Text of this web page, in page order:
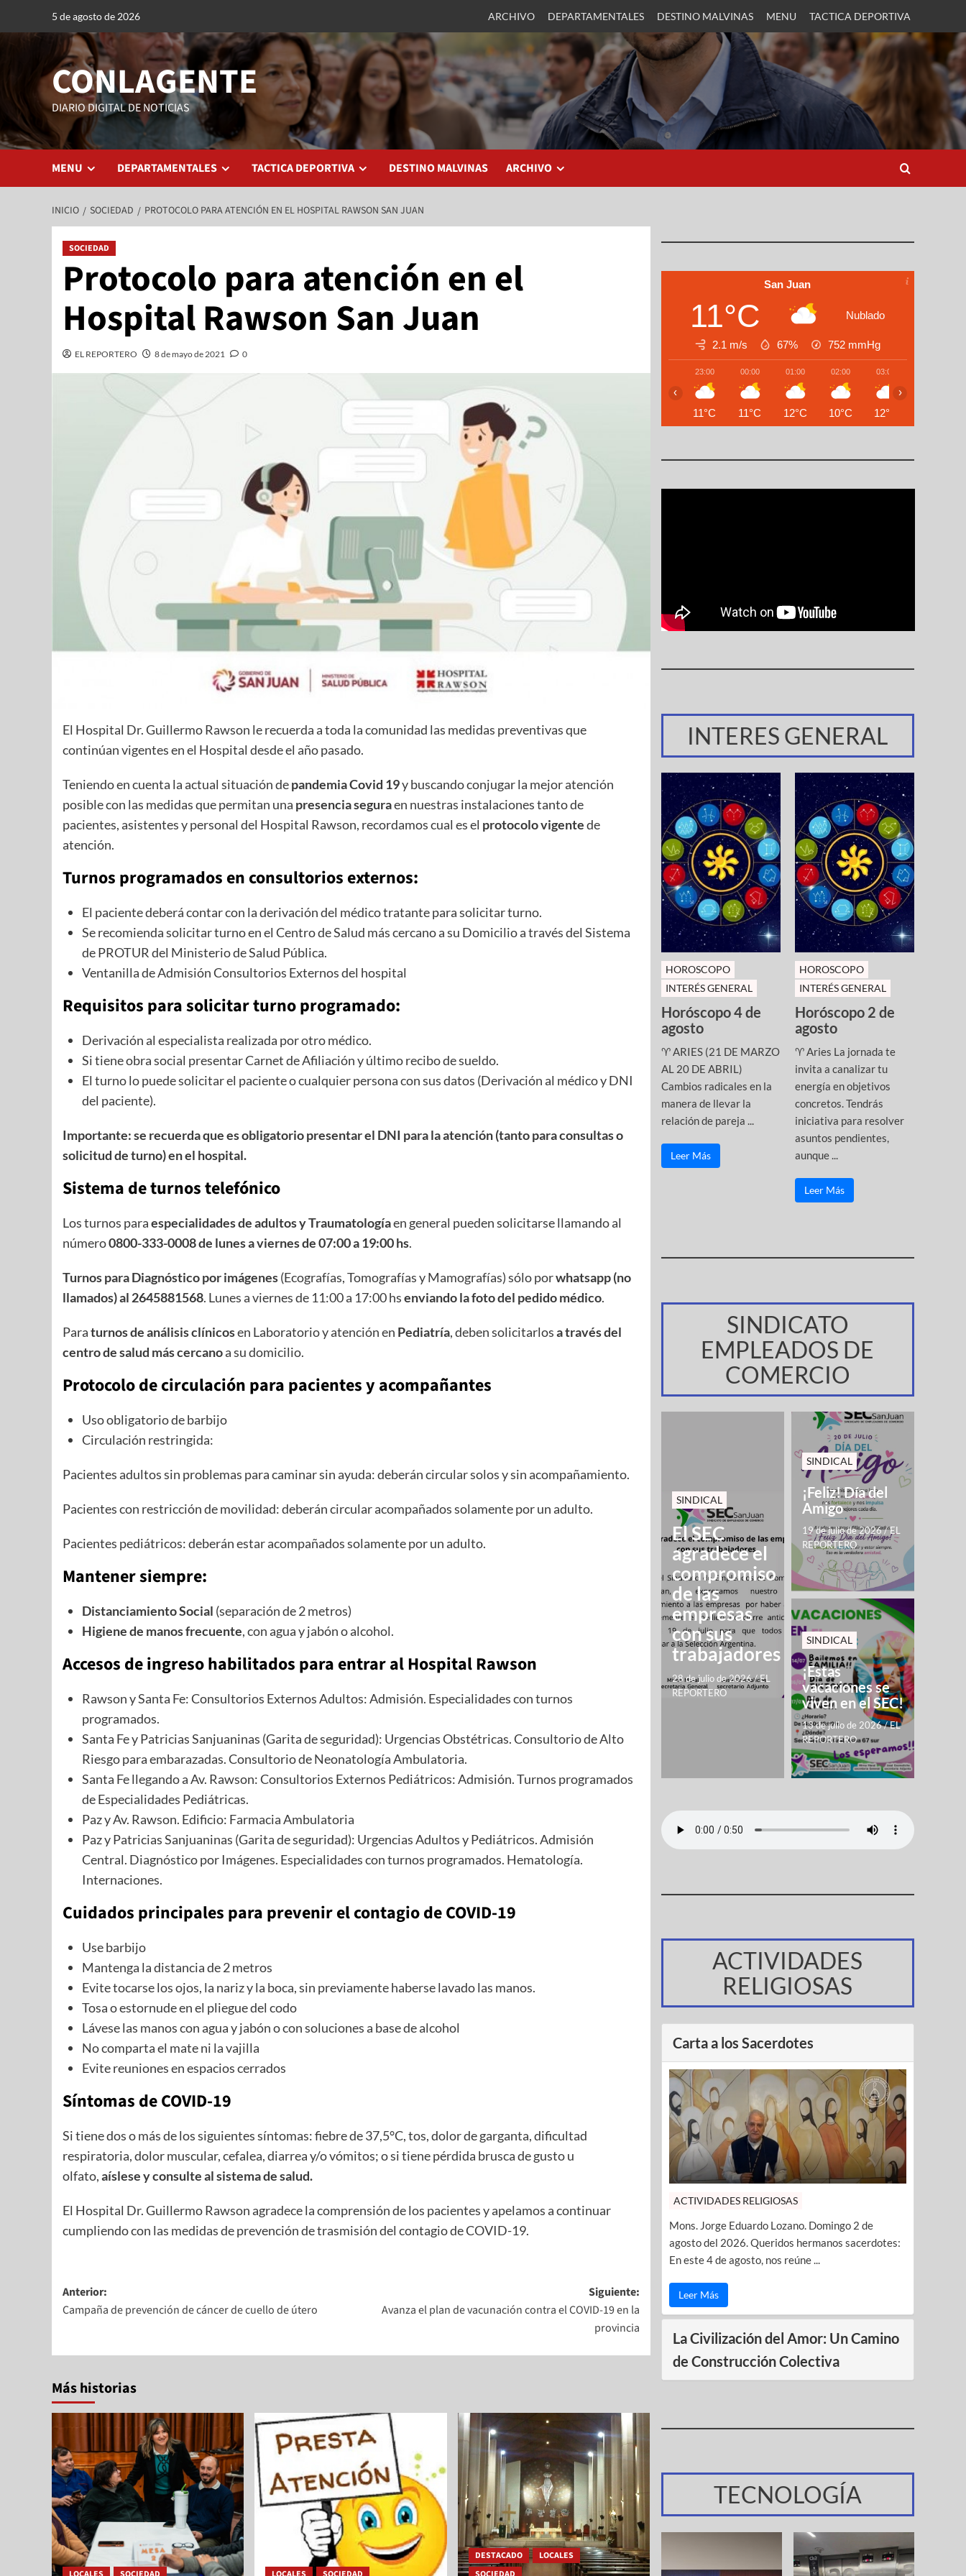
5 de agosto de 2026 ARCHIVO DEPARTAMENTALES DESTINO MALVINAS MENU TACTICA DEPORTIVA
CONLAGENTE
DIARIO DIGITAL DE NOTICIAS
MENU DEPARTAMENTALES TACTICA DEPORTIVA DESTINO MALVINAS ARCHIVO
INICIO SOCIEDAD PROTOCOLO PARA ATENCIÓN EN EL HOSPITAL RAWSON SAN JUAN
SOCIEDAD
Protocolo para atención en el
Hospital Rawson San Juan
EL REPORTERO 8 de mayo de 2021 0
El Hospital Dr. Guillermo Rawson le recuerda a toda la comunidad las medidas preventivas que
continúan vigentes en el Hospital desde el año pasado.
Teniendo en cuenta la actual situación depandemia Covid 19y buscando conjugar la mejor atención
posible con las medidas que permitan una presencia seguraen nuestras instalaciones tanto de
pacientes, asistentes y personal del Hospital Rawson, recordamos cual es el protocolo vigentede
atención.
Turnos programados en consultorios externos:
El paciente deberá contar con la derivación del médico tratante para solicitar turno.
Se recomienda solicitar turno en el Centro de Salud más cercano a su Domicilio a través del Sistema
de PROTUR del Ministerio de Salud Pública.
Ventanilla de Admisión Consultorios Externos del hospital
Requisitos para solicitar turno programado:
Derivación al especialista realizada por otro médico.
Si tiene obra social presentar Carnet de Afiliación y último recibo de sueldo.
El turno lo puede solicitar el paciente o cualquier persona con sus datos (Derivación al médico y DNI
del paciente).
Importante: se recuerda que es obligatorio presentar el DNI para la atención (tanto para consultas o
solicitud de turno) en el hospital.
Sistema de turnos telefónico
Los turnos paraespecialidades de adultos y Traumatologíaen general pueden solicitarse llamando al
número0800-333-0008de lunes a viernes de 07:00 a 19:00 hs.
Turnos para Diagnóstico por imágenes(Ecografías, Tomografías y Mamografías) sólo porwhatsapp (no
llamados) al 2645881568. Lunes a viernes de 11:00 a 17:00 hsenviando la fotodel pedido médico.
Paraturnos de análisis clínicosen Laboratorio y atención en Pediatría, deben solicitarlosa través del
centro de salud más cercanoa su domicilio.
Protocolo de circulación para pacientes y acompañantes
Uso obligatorio de barbijo
Circulación restringida:
Pacientes adultos sin problemas para caminar sin ayuda: deberán circular solos y sin acompañamiento.
Pacientes con restricción de movilidad: deberán circular acompañados solamente por un adulto.
Pacientes pediátricos: deberán estar acompañados solamente por un adulto.
Mantener siempre:
Distanciamiento Social (separación de 2 metros)
Higiene de manos frecuente, con agua y jabón o alcohol.
Accesos de ingreso habilitados para entrar al Hospital Rawson
Rawson y Santa Fe: Consultorios Externos Adultos: Admisión. Especialidades con turnos
programados.
Santa Fe y Patricias Sanjuaninas (Garita de seguridad): Urgencias Obstétricas. Consultorio de Alto
Riesgo para embarazadas. Consultorio de Neonatología Ambulatoria.
Santa Fe llegando a Av. Rawson: Consultorios Externos Pediátricos: Admisión. Turnos programados
de Especialidades Pediátricas.
Paz y Av. Rawson. Edificio: Farmacia Ambulatoria
Paz y Patricias Sanjuaninas (Garita de seguridad): Urgencias Adultos y Pediátricos. Admisión
Central. Diagnóstico por Imágenes. Especialidades con turnos programados. Hematología.
Internaciones.
Cuidados principales para prevenir el contagio de COVID-19
Use barbijo
Mantenga la distancia de 2 metros
Evite tocarse los ojos, la nariz y la boca, sin previamente haberse lavado las manos.
Tosa o estornude en el pliegue del codo
Lávese las manos con agua y jabón o con soluciones a base de alcohol
No comparta el mate ni la vajilla
Evite reuniones en espacios cerrados
Síntomas de COVID-19
Si tiene dos o más de los siguientes síntomas: fiebre de 37,5°C, tos, dolor de garganta, dificultad
respiratoria, dolor muscular, cefalea, diarrea y/o vómitos; o si tiene pérdida brusca de gusto u
olfato,aíslese y consulte al sistema de salud.
El Hospital Dr. Guillermo Rawson agradece la comprensión de los pacientes y apelamos a continuar
cumpliendo con las medidas de prevención de trasmisión del contagio de COVID-19.
Anterior:
Campaña de prevención de cáncer de cuello de útero
Siguiente:
Avanza el plan de vacunación contra el COVID-19 en la
provincia
Más historias
DESTACADO
LOCALES
San Juan
11°C Nublado
2.1 m/s 67% 752 mmHg
23:00
11°C
00:00
11°C
01:00
12°C
02:00
10°C
03:00
12°C
‹ ›
INTERES GENERAL
HOROSCOPO
INTERÉS GENERAL
Horóscopo 4 de
agosto
♈ ARIES (21 DE MARZO
AL 20 DE ABRIL)
Cambios radicales en la
manera de llevar la
relación de pareja ...
Leer Más
HOROSCOPO
INTERÉS GENERAL
Horóscopo 2 de
agosto
♈ Aries La jornada te
invita a canalizar tu
energía en objetivos
concretos. Tendrás
iniciativa para resolver
asuntos pendientes,
aunque ...
Leer Más
SINDICATO
EMPLEADOS DE
COMERCIO
SINDICAL
El SEC
agradece el
compromiso
de las
empresas
con sus
trabajadores
28 de julio de 2026/EL
REPORTERO
SINDICAL
¡Feliz! Día del
Amigo
19 de julio de 2026/EL
REPORTERO
SINDICAL
¡Estas
vacaciones se
viven en el SEC!
13 de julio de 2026/EL
REPORTERO
ACTIVIDADES
RELIGIOSAS
Carta a los Sacerdotes
ACTIVIDADES RELIGIOSAS
Mons. Jorge Eduardo Lozano. Domingo 2 de
agosto del 2026. Queridos hermanos sacerdotes:
En este 4 de agosto, nos reúne ...
Leer Más
La Civilización del Amor: Un Camino
de Construcción Colectiva
TECNOLOGÍA